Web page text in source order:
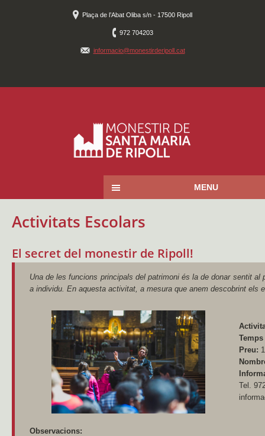
Plaça de l’Abat Oliba s/n - 17500 Ripoll
972 704203
informacio@monestirderipoll.cat
MENU
Activitats Escolars
El secret del monestir de Ripoll!
Una de les funcions principals del patrimoni és la de donar sentit
a individu. En aquesta activitat, a mesura que anem descobrint els
Preu:
Tel.
Observacions: